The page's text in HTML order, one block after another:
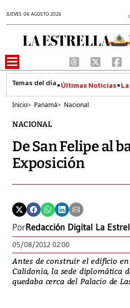
JUEVES 06 AGOSTO 2026
Últimas Noticias
Inicio> Panamá> Nacional
NACIONAL
De San Felipe al
Exposición
PorRedacción Digital La
05/08/2012 02:00
Antes de construir el edificio
Calidonia, la sede diplomática
quedaba cerca del Palacio de